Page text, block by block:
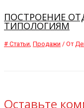
ПОСТРОЕНИЕ
ТИПОЛОГИЯМ
# Статьи, Продажи / От
Оставьте